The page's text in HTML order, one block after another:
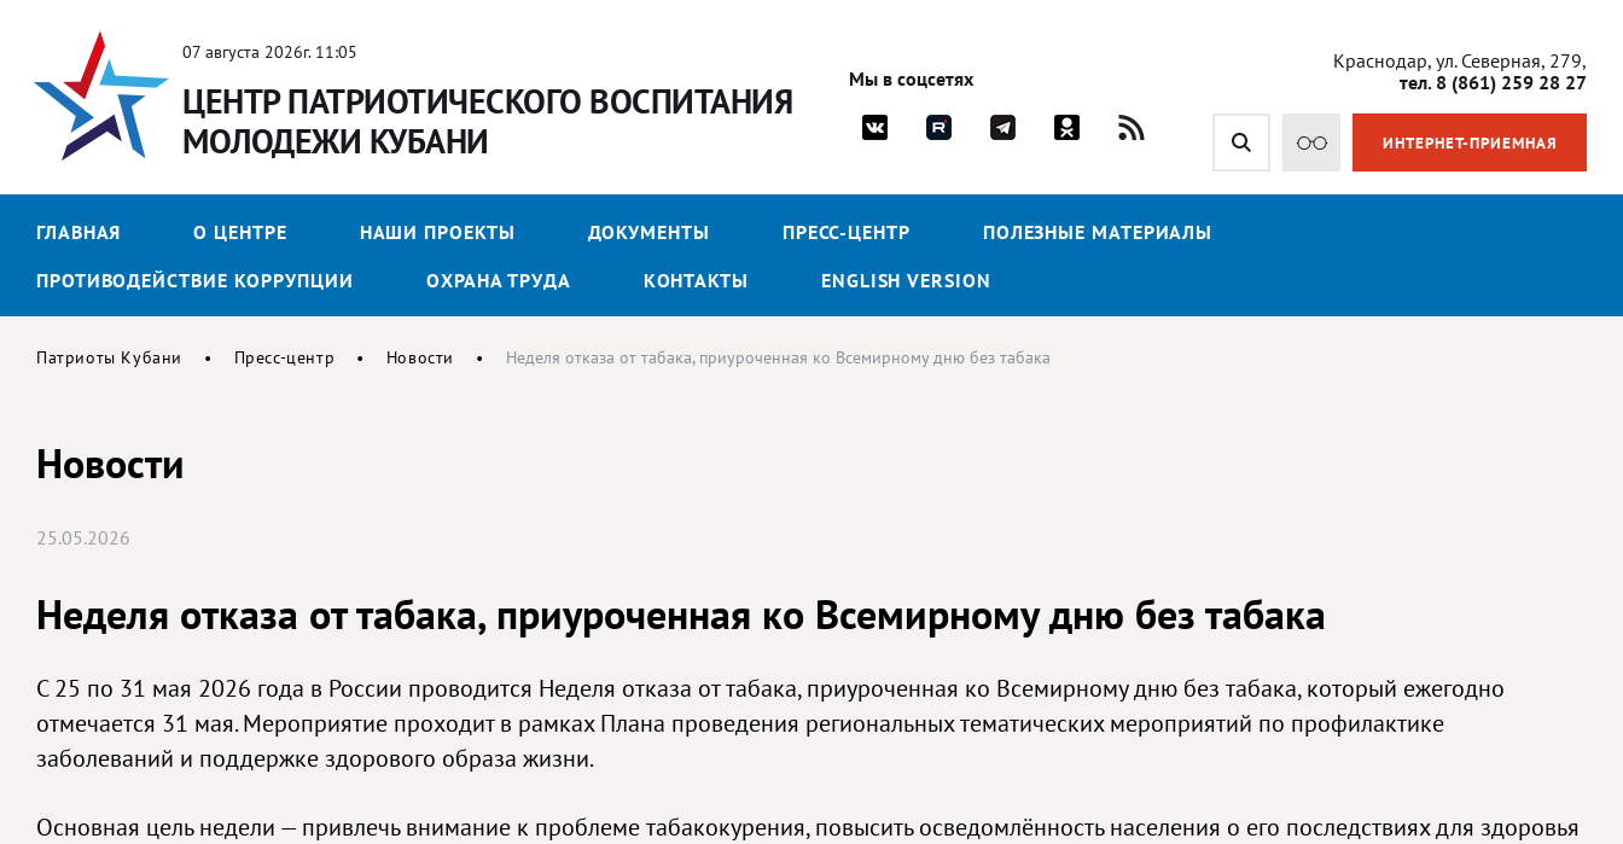
07 августа 2026г. 11:05
ЦЕНТР ПАТРИОТИЧЕСКОГО ВОСПИТАНИЯ
МОЛОДЕЖИ КУБАНИ
Мы в соцсетях
Краснодар, ул. Северная, 279,
тел. 8 (861) 259 28 27
ИНТЕРНЕТ-ПРИЕМНАЯ
ГЛАВНАЯ О ЦЕНТРЕ НАШИ ПРОЕКТЫ ДОКУМЕНТЫ ПРЕСС-ЦЕНТР
ПОЛЕЗНЫЕ МАТЕРИАЛЫ
ПРОТИВОДЕЙСТВИЕ КОРРУПЦИИ
ОХРАНА ТРУДА КОНТАКТЫ ENGLISH VERSION
Патриоты Кубани Пресс-центр Новости Неделя отказа от табака, приуроченная ко Всемирному дню без табака
Новости
25.05.2026
Неделя отказа от табака, приуроченная ко Всемирному дню без табака
С 25 по 31 мая 2026 года в России проводится Неделя отказа от табака, приуроченная ко Всемирному дню без табака, который ежегодно
отмечается 31 мая. Мероприятие проходит в рамках Плана проведения региональных тематических мероприятий по профилактике
заболеваний и поддержке здорового образа жизни.
Основная цель недели — привлечь внимание к проблеме табакокурения, повысить осведомлённость населения о его последствиях для здоровья